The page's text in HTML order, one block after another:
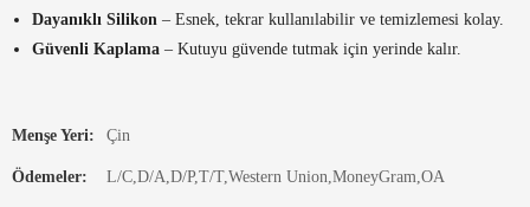
Dayanıklı Silikon– Esnek, tekrar kullanılabilir ve temizlemesi kolay.
Güvenli Kaplama– Kutuyu güvende tutmak için yerinde kalır.
Menşe Yeri: Çin
Ödemeler: L/C,D/A,D/P,T/T,Western Union,MoneyGram,OA